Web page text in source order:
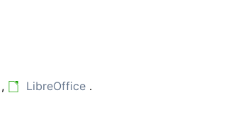
, LibreOffice .